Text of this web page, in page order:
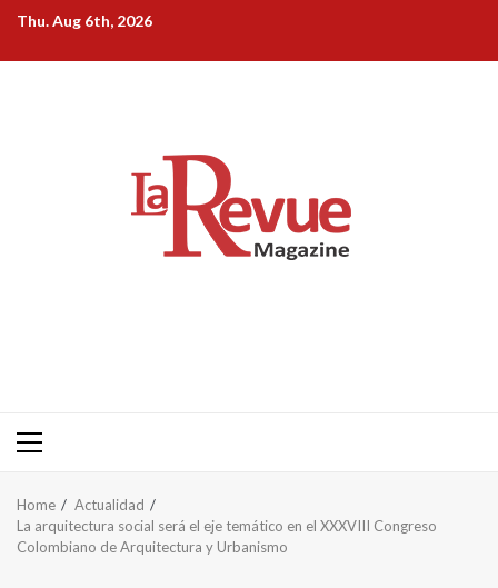
Skip
content
Thu. Aug 6th, 2026
Primary
Home
Actualidad
La arquitectura social será el eje temático en el XXXVIII Congreso
Colombiano de Arquitectura y Urbanismo